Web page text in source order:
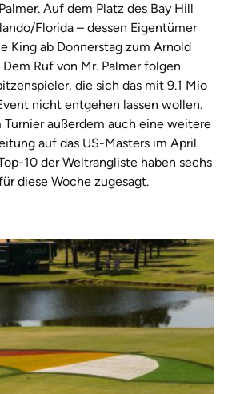
Auf dem Platz des Bay Hill
Florida – dessen Eigentümer
King ab Donnerstag zum Arnold
Ruf von Mr. Palmer folgen
die sich das mit 9.1 Mio
nicht entgehen lassen wollen.
außerdem auch eine weitere
auf das US-Masters im April.
10 der Weltrangliste haben sechs
diese Woche zugesagt.